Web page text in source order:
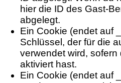
hier die ID des Gast-
abgelegt.
Ein Cookie (endet auf
Schlüssel, der für die
verwendet wird,
aktiviert hast.
Ein Cookie (endet auf